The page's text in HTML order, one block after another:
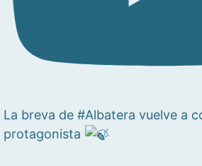
La breva de #Albatera vuelve a
protagonista